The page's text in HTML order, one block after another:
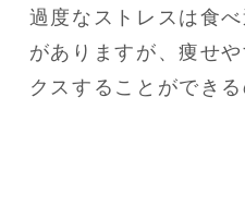
過度なストレスは食
がありますが、痩せ
クスすることができる